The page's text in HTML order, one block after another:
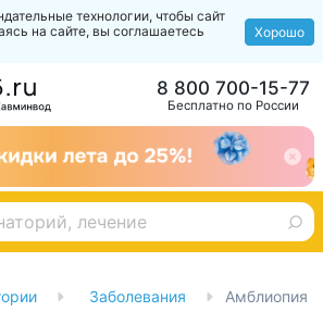
технологии, чтобы сайт
на сайте, вы соглашаетесь
Хорошо
Бесплатно по России
8 800 700-15-77
Заболевания Амблиопия